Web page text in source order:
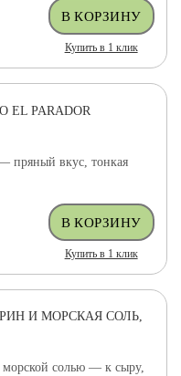
Купить в 1 клик
PARADOR
пряный вкус, тонкая
Купить в 1 клик
И МОРСКАЯ СОЛЬ,
солью — к сыру,